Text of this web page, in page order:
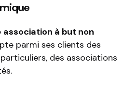
association à but non
parmi ses clients des
des associations